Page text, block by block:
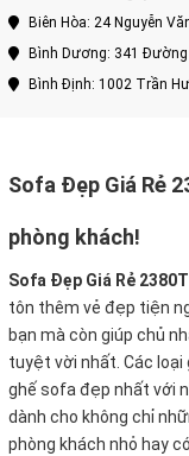
Biên Hòa: 24 Nguyễn
Bình Dương: 341
Bình Định: 1002 Trần
Sofa Đẹp Giá Rẻ
phòng khách!
Sofa Đẹp Giá Rẻ 2380T
tôn thêm vẻ đẹp tiện
bạn mà còn giúp chủ
tuyệt vời nhất. Các loại
ghế sofa đẹp nhất với
dành cho không chỉ
phòng khách nhỏ hay